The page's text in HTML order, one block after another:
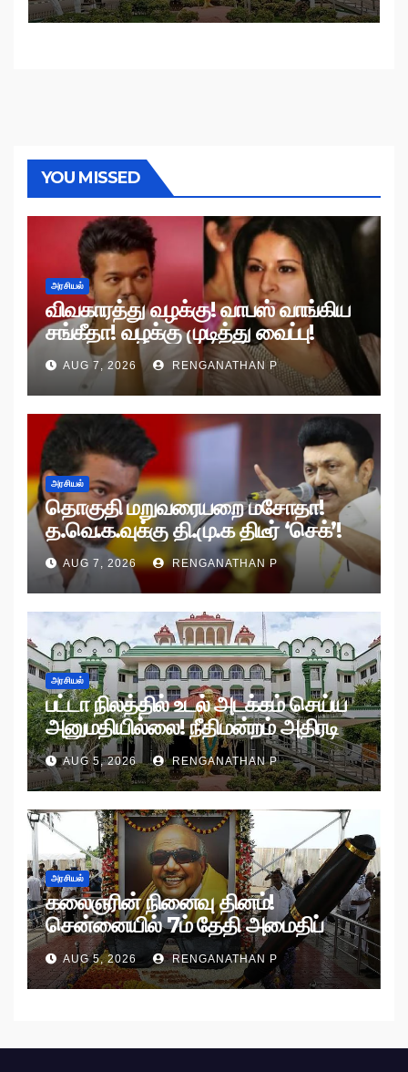
YOU MISSED
அரசியல்
விவகாரத்து வழக்கு! வாபஸ் வாங்கிய
சங்கீதா! வழக்கு முடித்து வைப்பு!
AUG 7, 2026 RENGANATHAN P
அரசியல்
தொகுதி மறுவரையறை மசோதா!
த.வெ.க.வுக்கு தி.மு.க திடீர் ‘செக்’!
AUG 7, 2026 RENGANATHAN P
அரசியல்
பட்டா நிலத்தில் உடல் அடக்கம் செய்ய
அனுமதியில்லை! நீதிமன்றம் அதிரடி
உத்தரவு!
AUG 5, 2026 RENGANATHAN P
அரசியல்
கலைஞரின் நினைவு தினம்!
சென்னையில் 7ம் தேதி அமைதிப்
பேரணி!
AUG 5, 2026 RENGANATHAN P